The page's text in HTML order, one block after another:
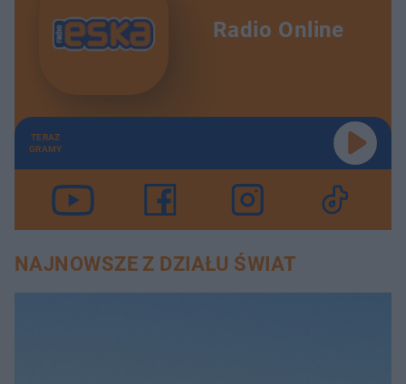
Radio Online
TERAZ
GRAMY
NAJNOWSZE Z DZIAŁU ŚWIAT